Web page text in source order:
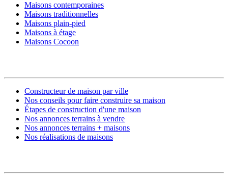
Maisons contemporaines
Maisons traditionnelles
Maisons plain-pied
Maisons à étage
Maisons Cocoon
Constructeur de maison par ville
Nos conseils pour faire construire sa maison
Étapes de construction d'une maison
Nos annonces terrains à vendre
Nos annonces terrains + maisons
Nos réalisations de maisons